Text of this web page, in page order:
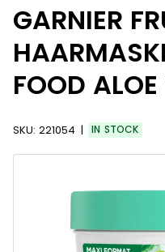
GARNIER
FOOD
SKU: 221054 IN STOCK